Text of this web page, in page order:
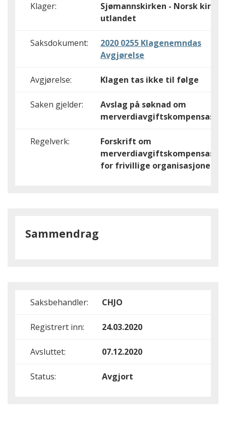
Klager:
Sjømannskirken - Norsk kirke i
utlandet
Saksdokument:
2020 0255 Klagenemndas
Avgjørelse
Avgjørelse: Klagen tas ikke til følge
Saken gjelder:
Avslag på søknad om
Regelverk:
Forskrift om
for frivillige organisasjoner
Sammendrag
Saksbehandler: CHJO
Registrert inn: 24.03.2020
Avsluttet: 07.12.2020
Status: Avgjort